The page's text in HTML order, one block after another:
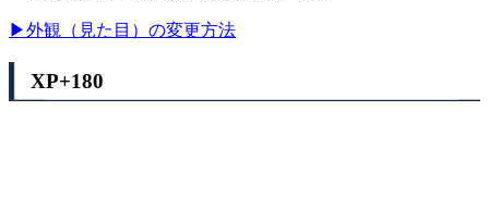
▶外観（見た目）の変更方法
XP+180